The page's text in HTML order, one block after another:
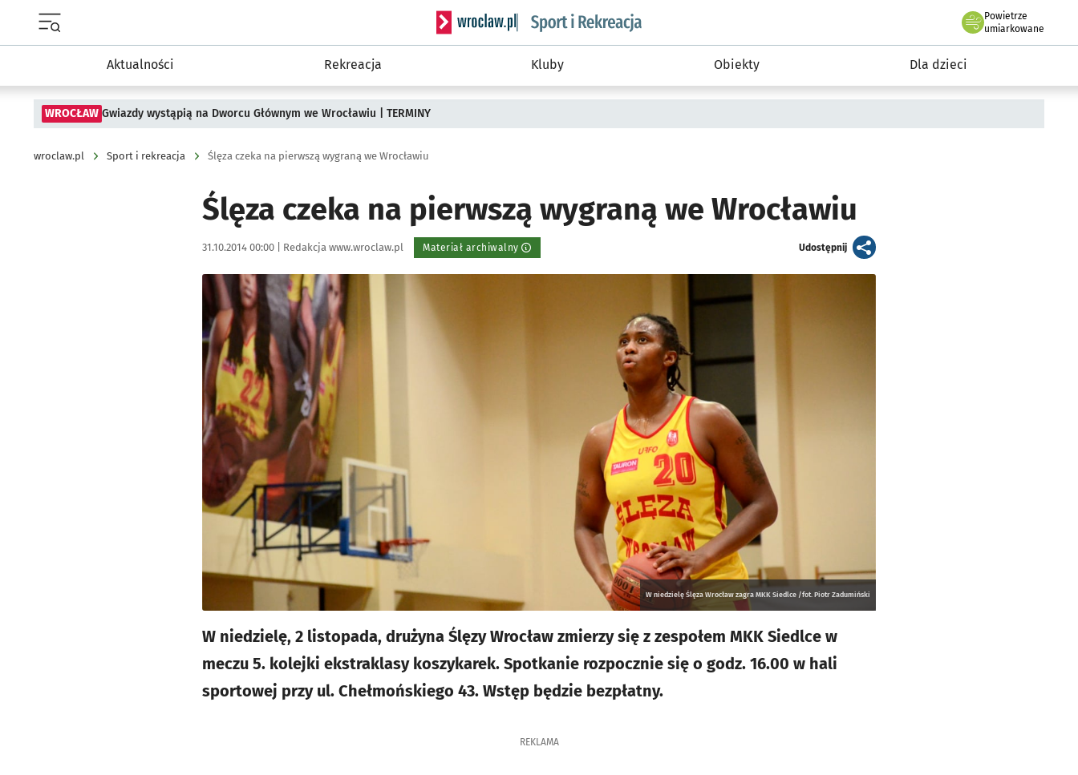
Serwis informacyjny wroclaw.pl podserwis: Sport i rekreacja
Powietrze
we Wrocławiu
umiarkowane
Aktualności Rekreacja Kluby Obiekty Dla dzieci
WROCŁAW Gwiazdy wystąpią na Dworcu Głównym we Wrocławiu | TERMINY
wroclaw.pl Sport i rekreacja Ślęza czeka na pierwszą wygraną we Wrocławiu
Ślęza czeka na pierwszą wygraną we Wrocławiu
Data publikacji:
31.10.2014 00:00 | Autor:
Redakcja www.wroclaw.pl Materiał archiwalny Udostępnijartykuł
Kliknij, aby powiększyć
W niedzielę Ślęza Wrocław zagra MKK Siedlce /fot. Piotr Zadumiński
W niedzielę, 2 listopada, drużyna Ślęzy Wrocław zmierzy się z zespołem MKK Siedlce w
meczu 5. kolejki ekstraklasy koszykarek. Spotkanie rozpocznie się o godz. 16.00 w hali
sportowej przy ul. Chełmońskiego 43. Wstęp będzie bezpłatny.
REKLAMA